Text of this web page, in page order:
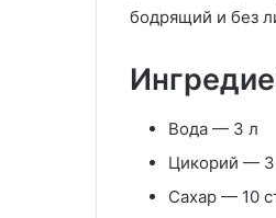
бодрящий и без
Вода — 3 л
Цикорий — 3
Сахар — 10